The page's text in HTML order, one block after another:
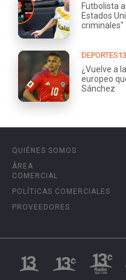
Futbolista
Estados
criminales"
DEPORTES13
¿Vuelve a
europeo
Sánchez
QUIÉNES SOMOS
ÁREA
COMERCIAL
POLÍTICAS COMERCIALES
PROVEEDORES